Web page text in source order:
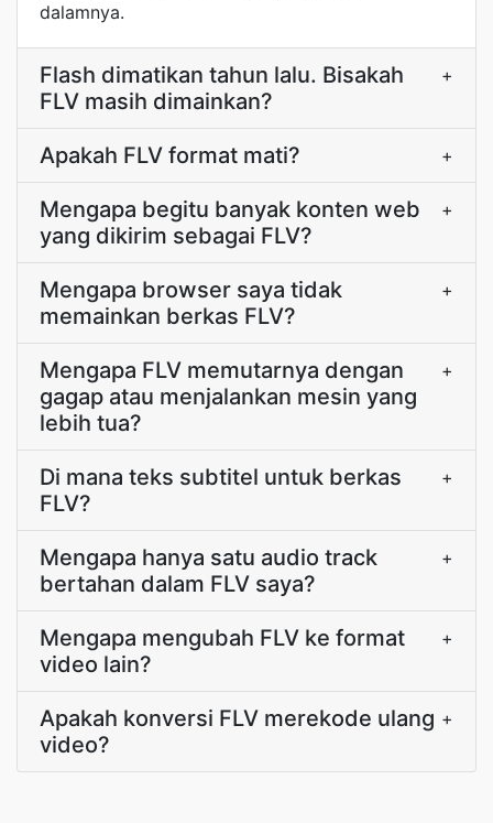
dalamnya.
Flash dimatikan tahun lalu. Bisakah
FLV masih dimainkan?
+
Apakah FLV format mati? +
Mengapa begitu banyak konten web
yang dikirim sebagai FLV?
+
Mengapa browser saya tidak
memainkan berkas FLV?
+
Mengapa FLV memutarnya dengan
gagap atau menjalankan mesin yang
lebih tua?
+
Di mana teks subtitel untuk berkas
FLV?
+
Mengapa hanya satu audio track
bertahan dalam FLV saya?
+
Mengapa mengubah FLV ke format
video lain?
+
Apakah konversi FLV merekode ulang
video?
+